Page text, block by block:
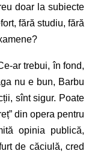
doar la subiecte
fără studiu, fără
ar trebui, în fond,
nu e bun, Barbu
sînt sigur. Poate
din opera pentru
opinia publică,
de căciulă, cred